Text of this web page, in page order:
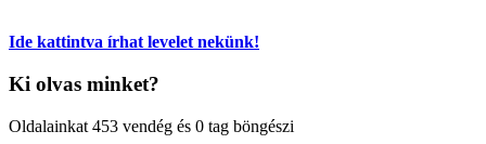
Ide kattintva írhat levelet nekünk!
Ki olvas minket?
Oldalainkat 453 vendég és 0 tag böngészi